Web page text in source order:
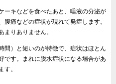
キなどを食べたあと、唾液の分泌が
痛などの症状が現れて発症します。
まりありません。
）と短いのが特徴で、症状はほとん
です。まれに脱水症状になる場合があ
す。